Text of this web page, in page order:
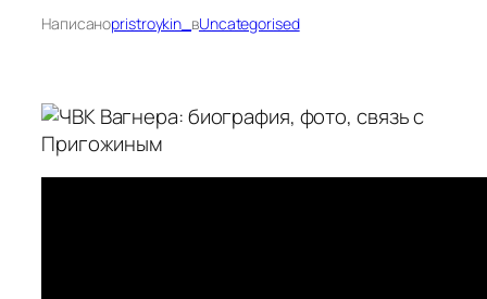
Написаноpristroykin_ вUncategorised